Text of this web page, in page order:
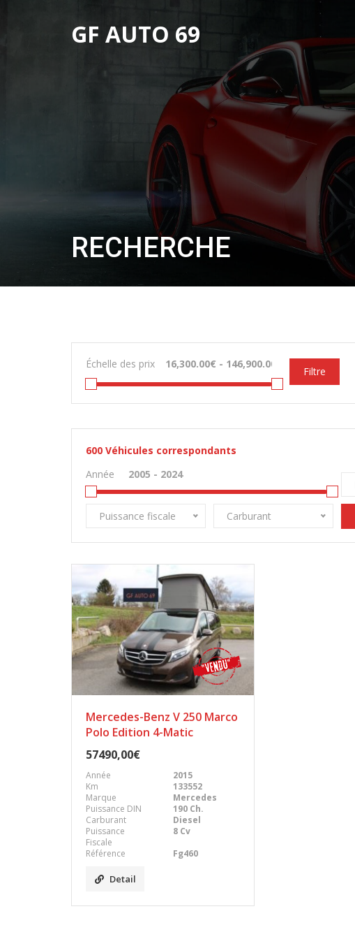
GF AUTO 69
RECHERCHE
Échelle des prix
Filtre
600 Véhicules correspondants
Année
Puissance fiscale Carburant
Mercedes-Benz V 250 Marco
Polo Edition 4-Matic
57490,00€
Année
2015
Km
133552
Marque
Mercedes
Puissance DIN
190 Ch.
Carburant
Diesel
Puissance
Fiscale
8 Cv
Référence
Fg460
Detail